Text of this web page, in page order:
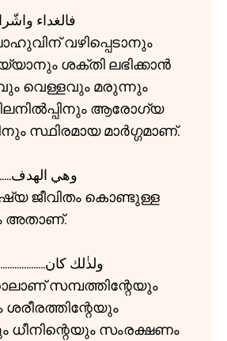
فالغداء
വഴിപ്പെടാനും
ശക്തി ലഭിക്കാൻ
വെള്ളവും മരുന്നും
ആരോഗ്യ
സ്ഥിരമായ മാർഗ്ഗമാണ്.
وهي
ജീവിതം കൊണ്ടുള്ള
അതാണ്.
ولذٰلك
സമ്പത്തിന്റേയും
ശരീരത്തിന്റേയും
സംരക്ഷണം